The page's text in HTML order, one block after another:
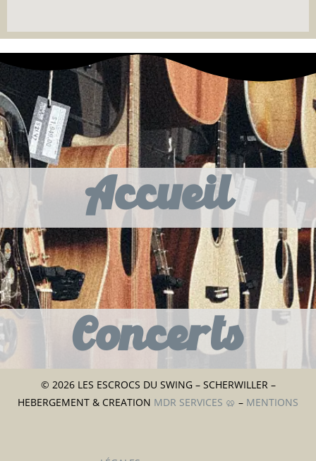
Accueil
Concerts
© 2026 LES ESCROCS DU SWING – SCHERWILLER –
HEBERGEMENT & CREATION MDR SERVICES 🥨 – MENTIONS